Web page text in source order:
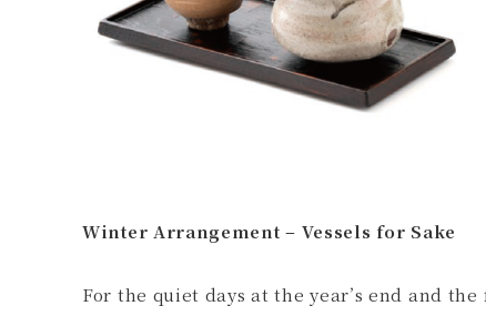
Winter Arrangement – Vessels for Sake
For the quiet days at the year’s end and